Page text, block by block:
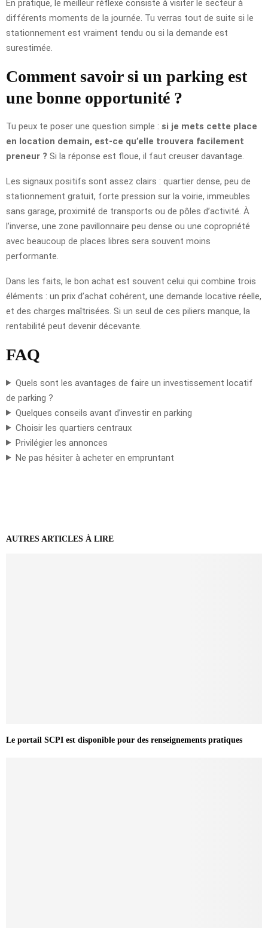
En pratique, le meilleur réflexe consiste à visiter le secteur à
différents moments de la journée. Tu verras tout de suite si le
stationnement est vraiment tendu ou si la demande est
surestimée.
Comment savoir si un parking est
une bonne opportunité ?
Tu peux te poser une question simple : si je mets cette place
en location demain, est-ce qu’elle trouvera facilement
preneur ? Si la réponse est floue, il faut creuser davantage.
Les signaux positifs sont assez clairs : quartier dense, peu de
stationnement gratuit, forte pression sur la voirie, immeubles
sans garage, proximité de transports ou de pôles d’activité. À
l’inverse, une zone pavillonnaire peu dense ou une copropriété
avec beaucoup de places libres sera souvent moins
performante.
Dans les faits, le bon achat est souvent celui qui combine trois
éléments : un prix d’achat cohérent, une demande locative réelle,
et des charges maîtrisées. Si un seul de ces piliers manque, la
rentabilité peut devenir décevante.
FAQ
Quels sont les avantages de faire un investissement locatif
de parking ?
Quelques conseils avant d’investir en parking
Choisir les quartiers centraux
Privilégier les annonces
Ne pas hésiter à acheter en empruntant
AUTRES ARTICLES À LIRE
Le portail SCPI est disponible pour des renseignements pratiques